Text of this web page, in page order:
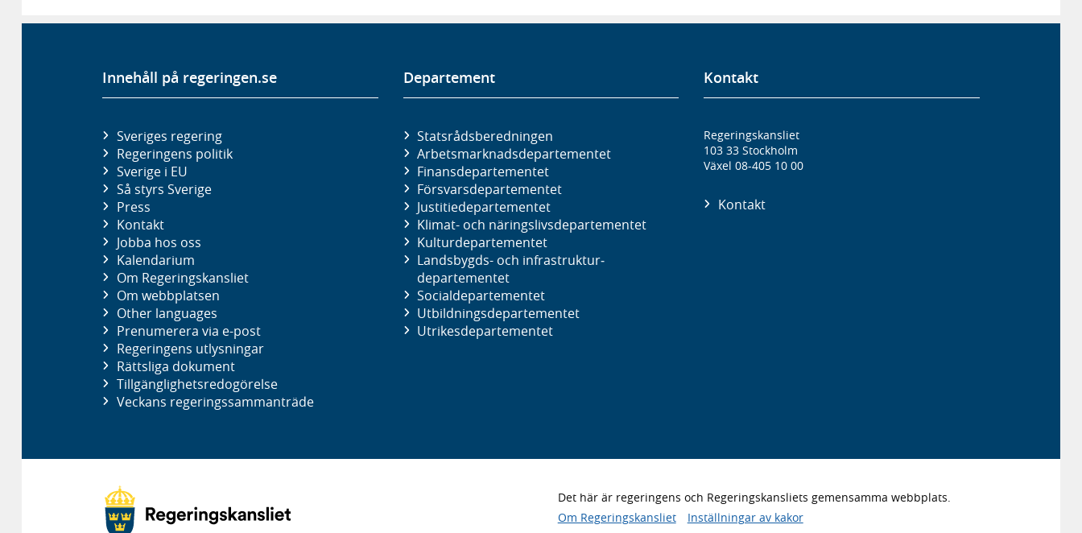
Innehåll på regeringen.se
Sveriges regering
Regeringens politik
Sverige i EU
Så styrs Sverige
Press
Kontakt
Jobba hos oss
Kalendarium
Om Regeringskansliet
Om webbplatsen
Other languages
Prenumerera via e-post
Regeringens utlysningar
Rättsliga dokument
Tillgänglighetsredogörelse
Veckans regeringssammanträde
Departement
Statsrådsberedningen
Arbetsmarknads­departementet
Finans­departementet
Försvars­departementet
Justitie­departementet
Klimat- och näringslivs­departementet
Kultur­departementet
Landsbygds- och infrastruktur­
departementet
Social­departementet
Utbildnings­departementet
Utrikes­departementet
Kontakt
Regeringskansliet
103 33 Stockholm
Växel 08-405 10 00
Kontakt
Det här är regeringens och Regeringskansliets gemensamma webbplats.
Om Regeringskansliet
Inställningar av kakor